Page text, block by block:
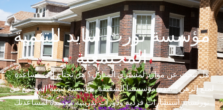
مؤسسة نورث سايد للتنمية
المجتمعية
هل تبحث عن موارد لمشتري المنازل؟ هل تحتاج إلى مساعدة
لمنع الرهن؟ تقدم مؤسستنا الشقيقة، مؤسسة تنمية المجتمع في
نورثسايد استشارات فردية ودورات تدريبية معتمدة لمساعدتك